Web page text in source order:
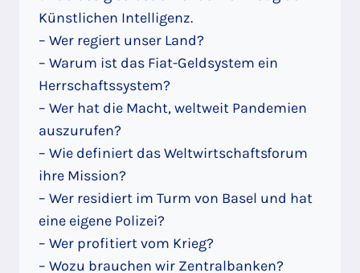
Künstlichen Intelligenz.
– Wer regiert unser Land?
– Warum ist das Fiat-Geldsystem ein
Herrschaftssystem?
– Wer hat die Macht, weltweit Pandemien
auszurufen?
– Wie definiert das Weltwirtschaftsforum
ihre Mission?
– Wer residiert im Turm von Basel und hat
eine eigene Polizei?
– Wer profitiert vom Krieg?
– Wozu brauchen wir Zentralbanken?